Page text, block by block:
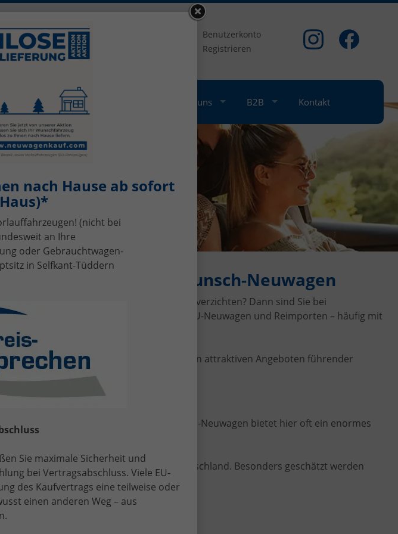
info@neuwagenkauf.com
Benutzerkonto
Registrieren
Gebrauchtwagen-Ankauf Über uns B2B Kontakt
40 % günstiger zum Wunsch-Neuwagen
Sicherheit oder Herstellergarantie zu verzichten? Dann sind Sie bei
und ganz Deutschland mit günstigen EU-Neuwagen und Reimporten – häufig mit
aus Hamburg profitieren bei uns von attraktiven Angeboten führender
Herstellern.
kaufen
Fahrzeugpreise sehr genau. Ein EU-Neuwagen bietet hier oft ein enormes
Spezialisten für EU-Neuwagen in Deutschland. Besonders geschätzt werden
nach Hause ab sofort
(nicht bei
an Ihre
oder Gebrauchtwagen-
in Selfkant-Tüddern
Sie maximale Sicherheit und
bei Vertragsabschluss. Viele EU-
des Kaufvertrags eine teilweise oder
einen anderen Weg – aus